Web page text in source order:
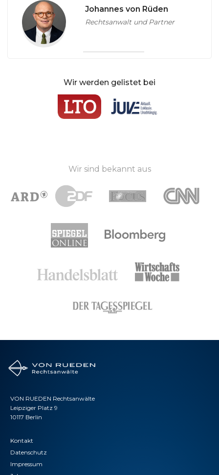
Johannes von Rüden
Rechtsanwalt und Partner
Wir werden gelistet bei
Wir sind bekannt aus
VON RUEDEN Rechtsanwälte
Leipziger Platz 9
10117 Berlin
Kontakt
Datenschutz
Impressum